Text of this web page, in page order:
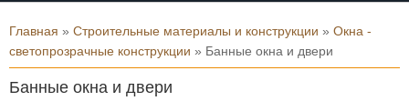
Вы здесь
Главная » Строительные материалы и конструкции » Окна -
светопрозрачные конструкции » Банные окна и двери
Банные окна и двери